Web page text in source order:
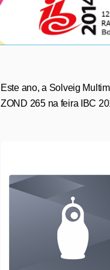
Este ano, a Solveig
ZOND 265 na feira IBC